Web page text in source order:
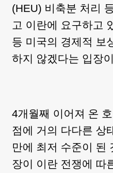
(HEU) 비축분 처리
고 이란에 요구하고
등 미국의 경제적 보
하지 않겠다는 입장
4개월째 이어져 온
점에 거의 다다른 상
만에 최저 수준이 된
장이 이란 전쟁에 따